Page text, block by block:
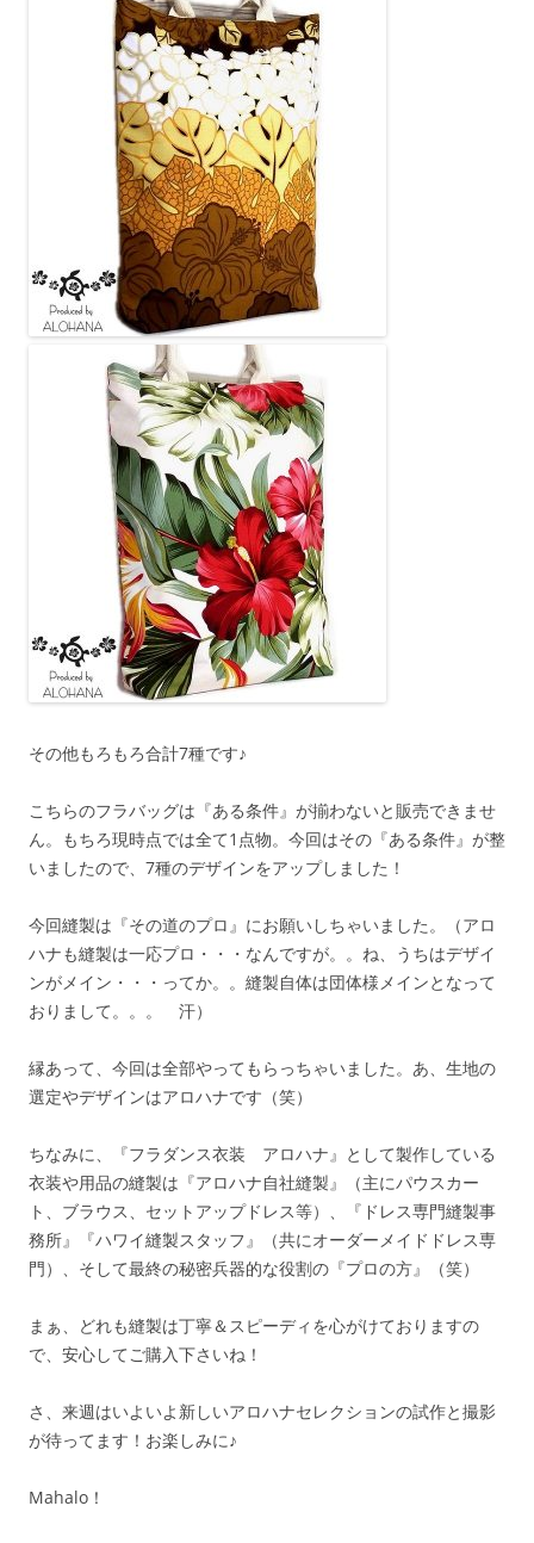
その他もろもろ合計7種です♪
こちらのフラバッグは『ある条件』が揃わないと販売できませ
ん。もちろ現時点では全て1点物。今回はその『ある条件』が整
いましたので、7種のデザインをアップしました！
今回縫製は『その道のプロ』にお願いしちゃいました。（アロ
ハナも縫製は一応プロ・・・なんですが。。ね、うちはデザイ
ンがメイン・・・ってか。。縫製自体は団体様メインとなって
おりまして。。。 汗）
縁あって、今回は全部やってもらっちゃいました。あ、生地の
選定やデザインはアロハナです（笑）
ちなみに、『フラダンス衣装 アロハナ』として製作している
衣装や用品の縫製は『アロハナ自社縫製』（主にパウスカー
ト、ブラウス、セットアップドレス等）、『ドレス専門縫製事
務所』『ハワイ縫製スタッフ』（共にオーダーメイドドレス専
門）、そして最終の秘密兵器的な役割の『プロの方』（笑）
まぁ、どれも縫製は丁寧＆スピーディを心がけておりますの
で、安心してご購入下さいね！
さ、来週はいよいよ新しいアロハナセレクションの試作と撮影
が待ってます！お楽しみに♪
Mahalo！